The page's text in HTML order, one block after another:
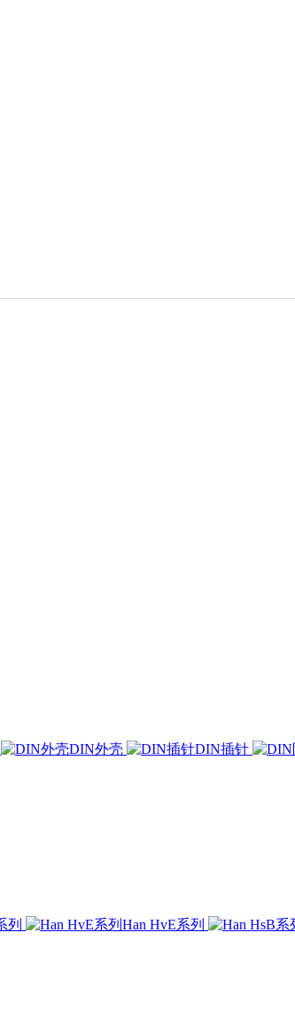
DIN外壳 DIN插针
列 Han HvE系列